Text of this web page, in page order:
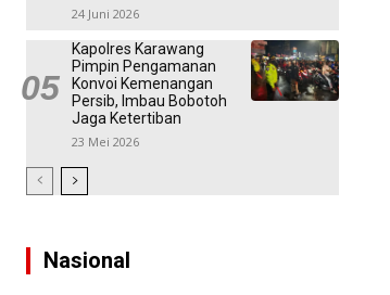
24 Juni 2026
Kapolres Karawang
Pimpin Pengamanan
Konvoi Kemenangan
Persib, Imbau Bobotoh
Jaga Ketertiban
23 Mei 2026
Nasional